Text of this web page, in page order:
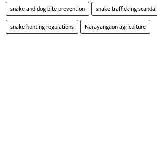
snake and dog bite prevention
snake trafficking scandal
snake hunting regulations
Narayangaon agriculture